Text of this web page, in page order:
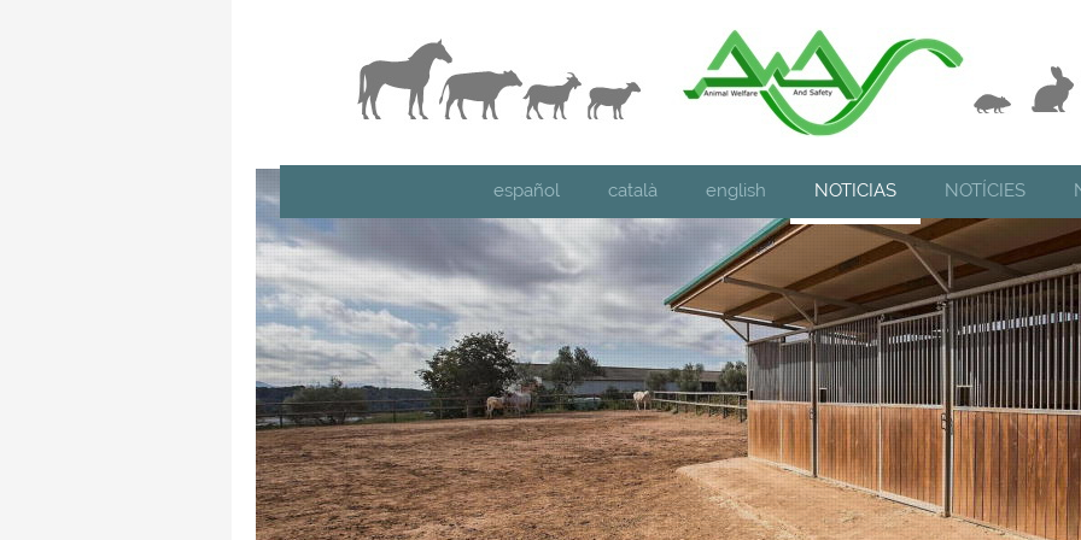
español català english NOTICIAS NOTÍCIES